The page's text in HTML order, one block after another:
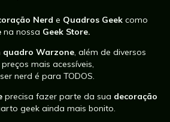
Nerd e Quadros Geek como
na nossa Geek Store.
quadro Warzone , além de diversos
mais acessíveis,
nerd é para TODOS.
precisa fazer parte da sua decoração
geek ainda mais bonito.